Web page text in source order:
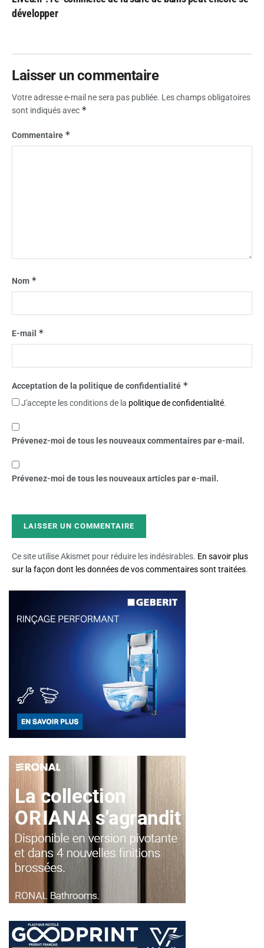
développer
Laisser un commentaire
Votre adresse e-mail ne sera pas publiée. Les champs obligatoires
sont indiqués avec *
Commentaire *
Nom *
E-mail *
Acceptation de la politique de confidentialité *
J'accepte les conditions de la politique de confidentialité.
Prévenez-moi de tous les nouveaux commentaires par e-mail.
Prévenez-moi de tous les nouveaux articles par e-mail.
Ce site utilise Akismet pour réduire les indésirables. En savoir plus
sur la façon dont les données de vos commentaires sont traitées.